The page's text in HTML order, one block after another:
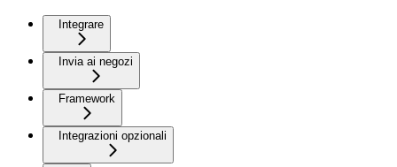
Integrare
Invia ai negozi
Framework
Integrazioni opzionali